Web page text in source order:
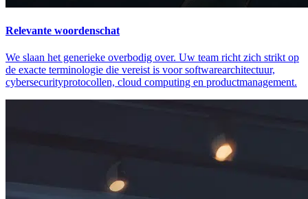
Relevante woordenschat
We slaan het generieke overbodig over. Uw team richt zich strikt op
de exacte terminologie die vereist is voor softwarearchitectuur,
cybersecurityprotocollen, cloud computing en productmanagement.